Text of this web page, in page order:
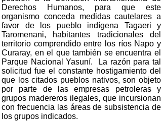
Derechos Humanos, para que este
organismo conceda medidas cautelares a
favor de los pueblo indígena Tagaeri y
Taromenani, habitantes tradicionales del
territorio comprendido entre los ríos Napo y
Curaray, en el que también se encuentra el
Parque Nacional Yasuní. La razón para tal
solicitud fue el constante hostigamiento del
que los citados pueblos nativos, son objeto
por parte de las empresas petroleras y
grupos madereros ilegales, que incursionan
con frecuencia las áreas de subsistencia de
los grupos indicados.